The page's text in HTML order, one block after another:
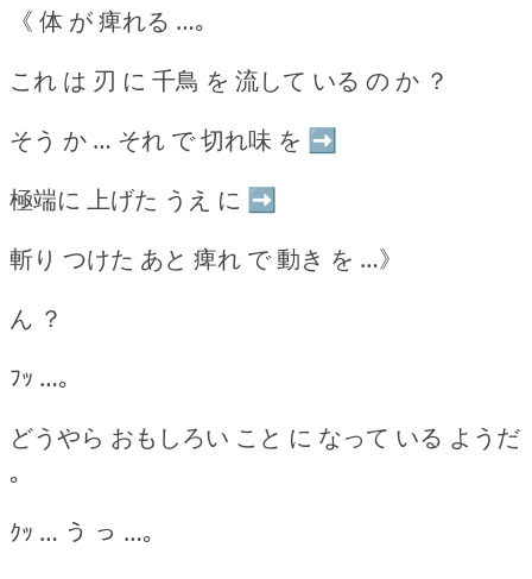
《 体 が 痺れる …｡
これ は 刃 に 千鳥 を 流して いる の か ？
そう か … それ で 切れ味 を ➡
極端に 上げた うえ に ➡
斬り つけた あと 痺れ で 動き を …》
ん ？
ﾌｯ …｡
どうやら おもしろい こと に なって いる ようだ
｡
ｸｯ … う っ …｡